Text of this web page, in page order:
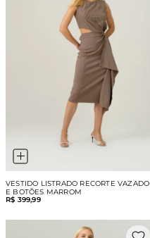
VESTIDO LISTRADO RECORTE VAZADO
E BOTÕES MARROM
R$ 399,99